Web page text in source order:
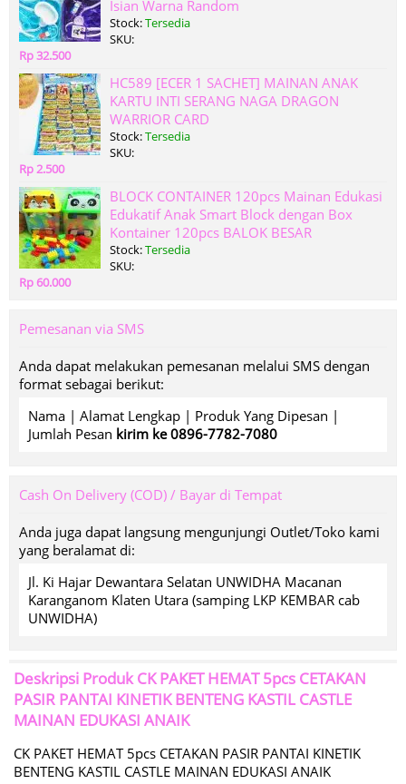
Isian Warna Random
Stock:Tersedia
SKU:
Rp 32.500
HC589 [ECER 1 SACHET] MAINAN ANAK
KARTU INTI SERANG NAGA DRAGON
WARRIOR CARD
Stock:Tersedia
SKU:
Rp 2.500
BLOCK CONTAINER 120pcs Mainan Edukasi
Edukatif Anak Smart Block dengan Box
Kontainer 120pcs BALOK BESAR
Stock:Tersedia
SKU:
Rp 60.000
Pemesanan via SMS
Anda dapat melakukan pemesanan melalui SMS dengan
format sebagai berikut:
Nama | Alamat Lengkap | Produk Yang Dipesan |
Jumlah Pesan kirim ke 0896-7782-7080
Cash On Delivery (COD) / Bayar di Tempat
Anda juga dapat langsung mengunjungi Outlet/Toko kami
yang beralamat di:
Jl. Ki Hajar Dewantara Selatan UNWIDHA Macanan
Karanganom Klaten Utara (samping LKP KEMBAR cab
UNWIDHA)
Deskripsi ProdukCK PAKET HEMAT 5pcs CETAKAN
PASIR PANTAI KINETIK BENTENG KASTIL CASTLE
MAINAN EDUKASI ANAIK
CK PAKET HEMAT 5pcs CETAKAN PASIR PANTAI KINETIK
BENTENG KASTIL CASTLE MAINAN EDUKASI ANAIK